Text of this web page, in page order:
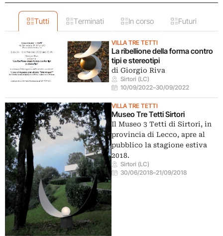
Tutti Terminati In corso Futuri
VILLA TRE TETTI
La ribellione della forma contro
tipi e stereotipi
di Giorgio Riva
Sirtori (LC)
10/09/2022–30/09/2022
VILLA TRE TETTI
Museo Tre Tetti Sirtori
Il Museo 3 Tetti di Sirtori, in
provincia di Lecco, apre al
pubblico la stagione estiva
2018.
Sirtori (LC)
30/06/2018–21/09/2018